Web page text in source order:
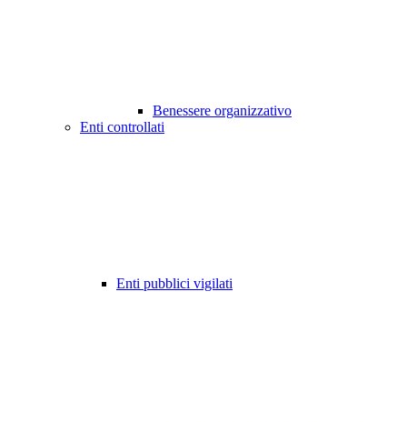
Benessere organizzativo
Enti controllati
Enti pubblici vigilati